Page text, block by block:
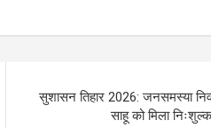
सुशासन तिहार 2026: जनसमस्या
साहू को मिला